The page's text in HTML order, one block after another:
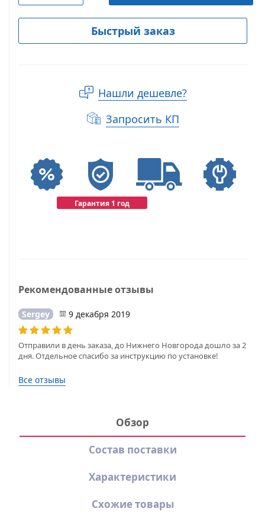
Быстрый заказ
Нашли дешевле?
Запросить КП
Гарантия 1 год
Рекомендованные отзывы
Sergey 9 декабря 2019
Отправили в день заказа, до Нижнего Новгорода дошло за 2
дня. Отдельное спасибо за инструкцию по установке!
Все отзывы
Обзор
Состав поставки
Характеристики
Схожие товары